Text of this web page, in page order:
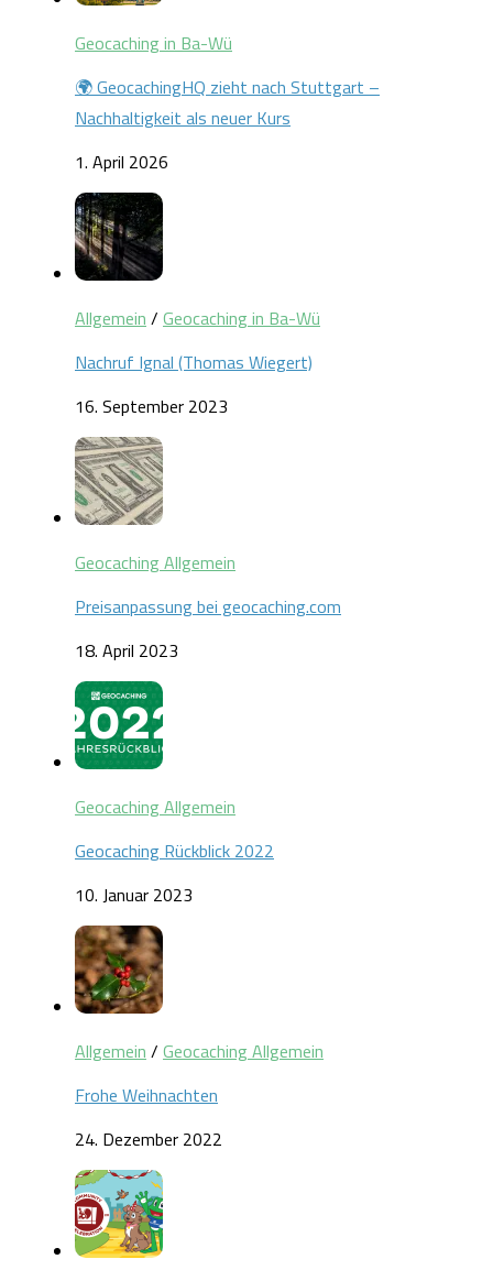
Geocaching in Ba-Wü
🌍 GeocachingHQ zieht nach Stuttgart –
Nachhaltigkeit als neuer Kurs
1. April 2026
Allgemein / Geocaching in Ba-Wü
Nachruf Ignal (Thomas Wiegert)
16. September 2023
Geocaching Allgemein
Preisanpassung bei geocaching.com
18. April 2023
Geocaching Allgemein
Geocaching Rückblick 2022
10. Januar 2023
Allgemein / Geocaching Allgemein
Frohe Weihnachten
24. Dezember 2022